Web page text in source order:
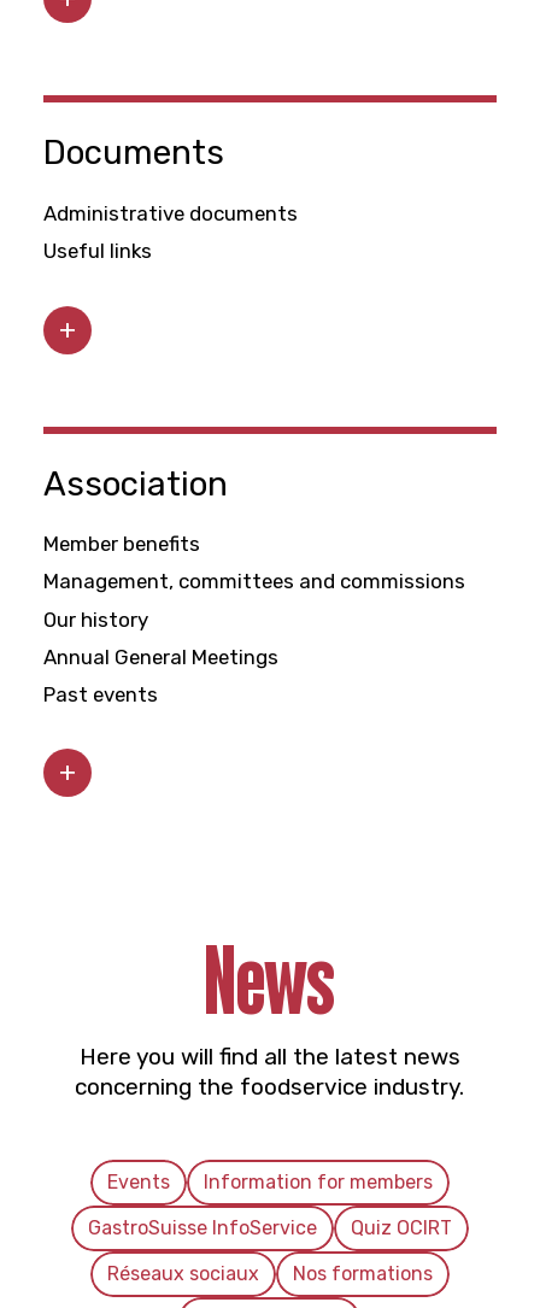
Documents
Administrative documents
Useful links
Association
Member benefits
Management, committees and commissions
Our history
Annual General Meetings
Past events
News
Here you will find all the latest news
concerning the foodservice industry.
Events
Information for members
GastroSuisse InfoService
Quiz OCIRT
Réseaux sociaux
Nos formations